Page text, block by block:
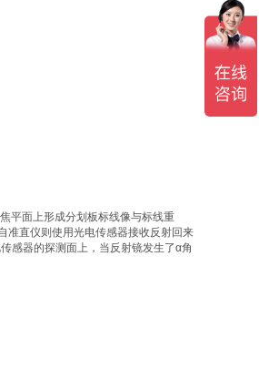
平面上形成分划板标线像与标线重
准直仪则使用光电传感器接收反射回来
感器的探测面上，当反射镜发生了α角